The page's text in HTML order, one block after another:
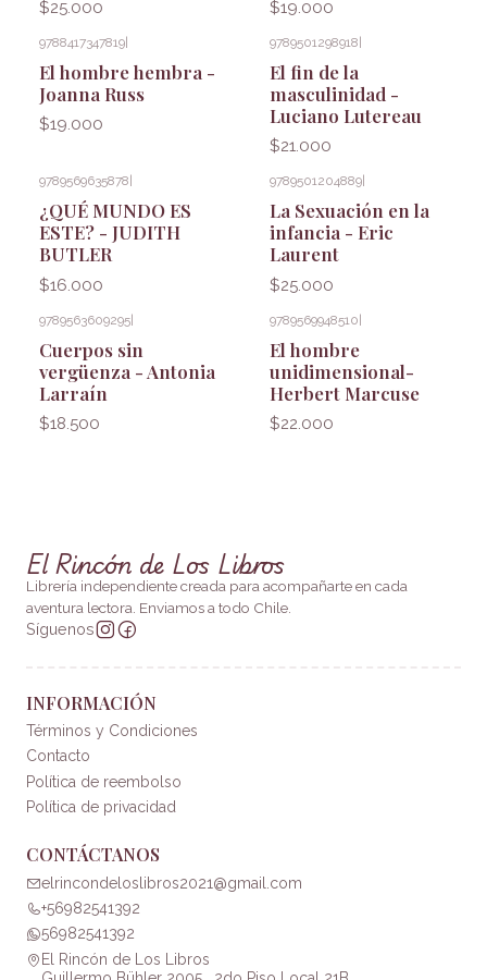
$25.000 $19.000
9788417347819|
El hombre hembra -
Joanna Russ
$19.000
9789501298918|
El fin de la
masculinidad -
Luciano Lutereau
$21.000
9789569635878
¿QUÉ MUNDO ES
ESTE? - JUDITH
BUTLER
$16.000
9789501204889
La Sexuación en la
infancia - Eric
Laurent
$25.000
9789563609295|
Cuerpos sin
vergüenza - Antonia
Larraín
$18.500
9789569948510|
El hombre
unidimensional-
Herbert Marcuse
$22.000
El Rincón de Los Libros
Librería independiente creada para acompañarte en cada
aventura lectora. Enviamos a todo Chile.
Síguenos
INFORMACIÓN
Términos y Condiciones
Contacto
Política de reembolso
Política de privacidad
CONTÁCTANOS
elrincondeloslibros2021@gmail.com
+56982541392
56982541392
El Rincón de Los Libros